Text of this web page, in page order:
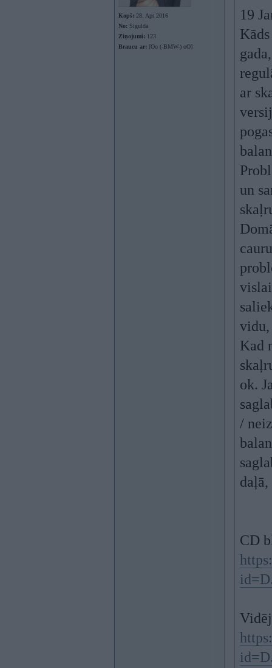
Kopš: 28. Apr 2016
No: Sigulda
Ziņojumi: 123
Braucu ar: [Oo (-BMW-) oO]
19
ar
un
vidu,
Kad
ok.
/
CD